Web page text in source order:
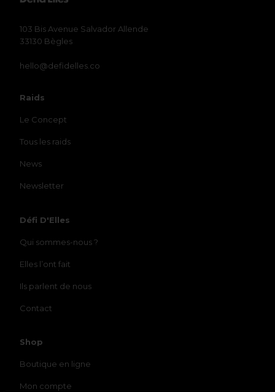
103 Bis Avenue Salvador Allende
33130 Bègles
hello@defidelles.co
Raids
Le Concept
Tous les raids
News
Newsletter
Défi D'Elles
Qui sommes-nous ?
Elles l’ont fait
Ils parlent de nous
Contact
Shop
Boutique en ligne
Mon compte